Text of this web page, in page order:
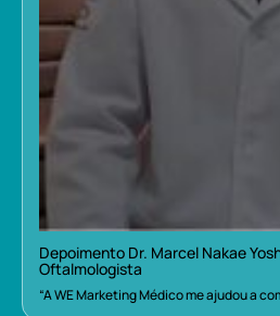
Depoimento Dr. Marcel Nakae
Oftalmologista
“A WE Marketing Médico me ajudou a